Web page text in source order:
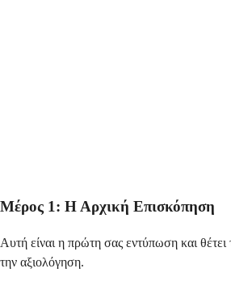
Μέρος 1: Η Αρχική Επισκόπηση
Αυτή είναι η πρώτη σας εντύπωση και θέτει
την αξιολόγηση.